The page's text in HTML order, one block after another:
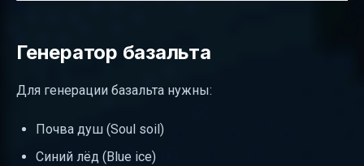
Генератор базальта
Для генерации базальта нужны:
Почва душ (Soul soil)
Синий лёд (Blue ice)